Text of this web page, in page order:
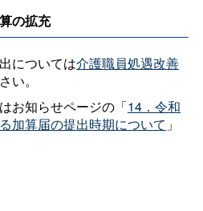
の拡充
については介護職員処遇改善
い。
お知らせページの「14．令和
加算届の提出時期について 」